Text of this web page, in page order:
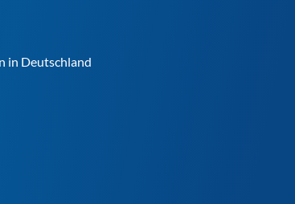
in Deutschland